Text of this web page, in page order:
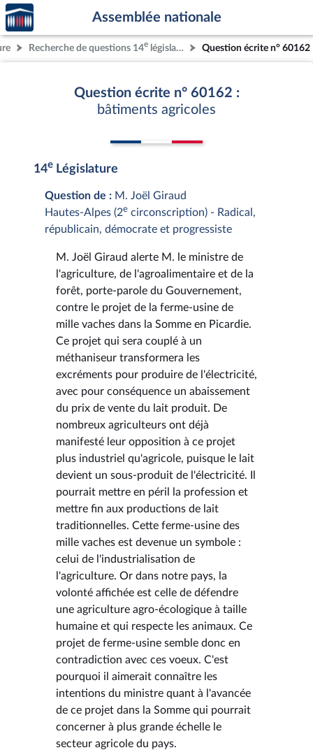
Aller au contenu
Aller en bas de la page
Accèder
à la
page
d'accueil
Assemblée nationale
Recherche de questions 14e législature Question écrite n° 60162
Question écrite n° 60162 :
bâtiments agricoles
14e Législature
Question de : M. Joël Giraud
Hautes-Alpes (2e circonscription) - Radical,
républicain, démocrate et progressiste
M. Joël Giraud alerte M. le ministre de
l'agriculture, de l'agroalimentaire et de la
forêt, porte-parole du Gouvernement,
contre le projet de la ferme-usine de
mille vaches dans la Somme en Picardie.
Ce projet qui sera couplé à un
méthaniseur transformera les
excréments pour produire de l'électricité,
avec pour conséquence un abaissement
du prix de vente du lait produit. De
nombreux agriculteurs ont déjà
manifesté leur opposition à ce projet
plus industriel qu'agricole, puisque le lait
devient un sous-produit de l'électricité. Il
pourrait mettre en péril la profession et
mettre fin aux productions de lait
traditionnelles. Cette ferme-usine des
mille vaches est devenue un symbole :
celui de l'industrialisation de
l'agriculture. Or dans notre pays, la
volonté affichée est celle de défendre
une agriculture agro-écologique à taille
humaine et qui respecte les animaux. Ce
projet de ferme-usine semble donc en
contradiction avec ces voeux. C'est
pourquoi il aimerait connaître les
intentions du ministre quant à l'avancée
de ce projet dans la Somme qui pourrait
concerner à plus grande échelle le
secteur agricole du pays.